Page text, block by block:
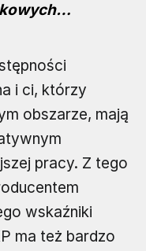
i ci, którzy
obszarze, mają
pracy. Z tego
wskaźniki
ma też bardzo